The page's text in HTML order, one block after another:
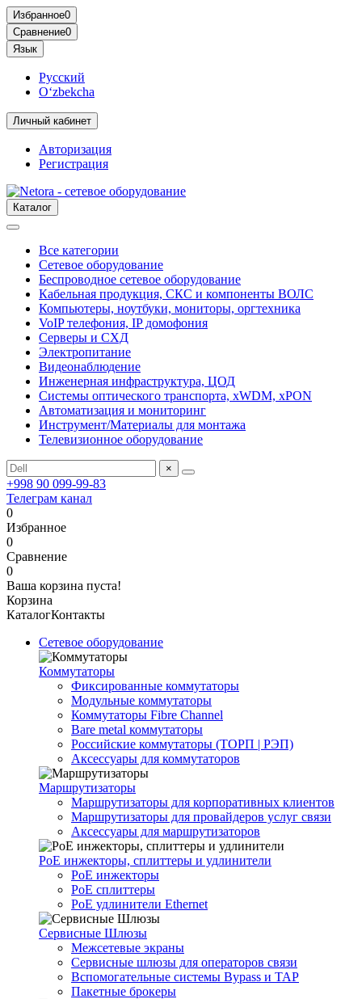
Избранное0
Сравнение0
Язык
Русский
O‘zbekcha
Личный кабинет
Авторизация
Регистрация
Каталог
Все категории
Сетевое оборудование
Беспроводное сетевое оборудование
Кабельная продукция, СКС и компоненты ВОЛС
Компьютеры, ноутбуки, мониторы, оргтехника
VoIP телефония, IP домофония
Серверы и СХД
Электропитание
Видеонаблюдение
Инженерная инфраструктура, ЦОД
Системы оптического транспорта, xWDM, xPON
Автоматизация и мониторинг
Инструмент/Материалы для монтажа
Телевизионное оборудование
×
+998 90 099-99-83
Телеграм канал
0
Избранное
0
Сравнение
0
Ваша корзина пуста!
Корзина
КаталогКонтакты
Сетевое оборудование
Коммутаторы
Фиксированные коммутаторы
Модульные коммутаторы
Коммутаторы Fibre Channel
Bare metal коммутаторы
Российские коммутаторы (ТОРП | РЭП)
Аксессуары для коммутаторов
Маршрутизаторы
Маршрутизаторы для корпоративных клиентов
Маршрутизаторы для провайдеров услуг связи
Аксессуары для маршрутизаторов
PoE инжекторы, сплиттеры и удлинители
PoE инжекторы
PoE сплиттеры
PoE удлинители Ethernet
Сервисные Шлюзы
Межсетевые экраны
Сервисные шлюзы для операторов связи
Вспомогательные системы Bypass и TAP
Пакетные брокеры